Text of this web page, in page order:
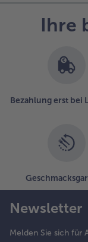
Ihre
Bezahlung erst bei
Newsletter
Melden Sie sich für